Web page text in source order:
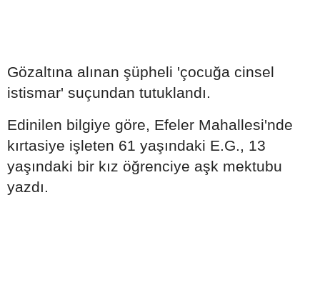
Gözaltına alınan şüpheli 'çocuğa cinsel
istismar' suçundan tutuklandı.
Edinilen bilgiye göre, Efeler Mahallesi'nde
kırtasiye işleten 61 yaşındaki E.G., 13
yaşındaki bir kız öğrenciye aşk mektubu
yazdı.